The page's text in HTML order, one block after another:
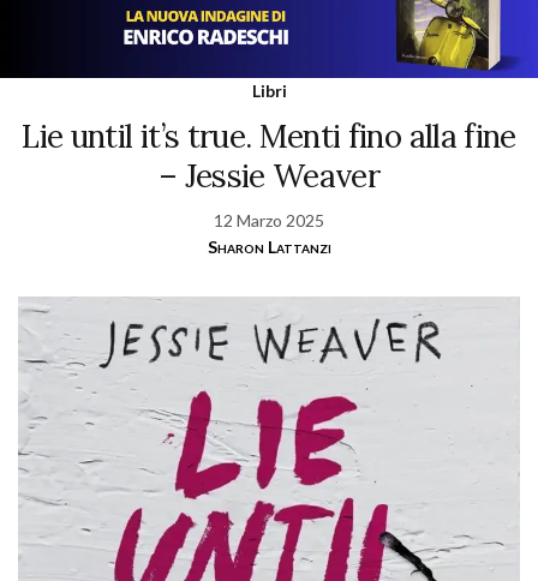
Libri
Lie until it’s true. Menti fino alla fine
– Jessie Weaver
12 Marzo 2025
Sharon Lattanzi